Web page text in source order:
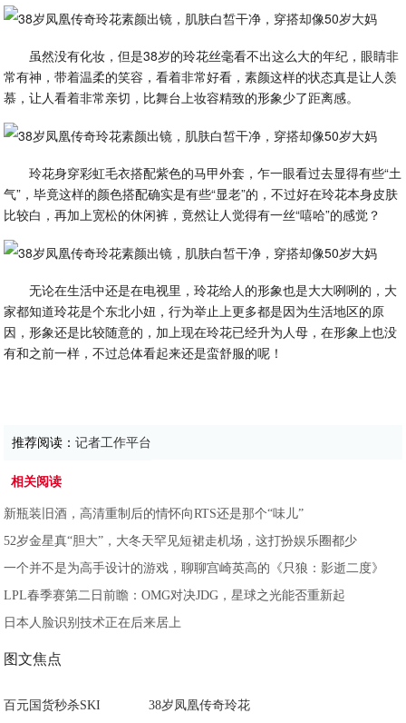
虽然没有化妆，但是38岁的玲花丝毫看不出这么大的年纪，眼睛非
常有神，带着温柔的笑容，看着非常好看，素颜这样的状态真是让人羡
慕，让人看着非常亲切，比舞台上妆容精致的形象少了距离感。
玲花身穿彩虹毛衣搭配紫色的马甲外套，乍一眼看过去显得有些“土
气”，毕竟这样的颜色搭配确实是有些“显老”的，不过好在玲花本身皮肤
比较白，再加上宽松的休闲裤，竟然让人觉得有一丝“嘻哈”的感觉？
无论在生活中还是在电视里，玲花给人的形象也是大大咧咧的，大
家都知道玲花是个东北小妞，行为举止上更多都是因为生活地区的原
因，形象还是比较随意的，加上现在玲花已经升为人母，在形象上也没
有和之前一样，不过总体看起来还是蛮舒服的呢！
推荐阅读：记者工作平台
相关阅读
新瓶装旧酒，高清重制后的情怀向RTS还是那个“味儿”
52岁金星真“胆大”，大冬天罕见短裙走机场，这打扮娱乐圈都少
一个并不是为高手设计的游戏，聊聊宫崎英高的《只狼：影逝二度》
LPL春季赛第二日前瞻：OMG对决JDG，星球之光能否重新起
日本人脸识别技术正在后来居上
图文焦点
百元国货秒杀SKI 38岁凤凰传奇玲花